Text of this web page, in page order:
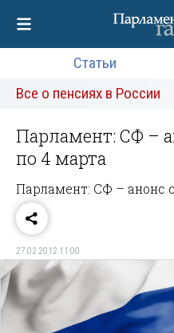
Статьи
Все о пенсиях в России
Парламент: СФ –
по 4 марта
Парламент: СФ – анонс
27.02.2012 11:00